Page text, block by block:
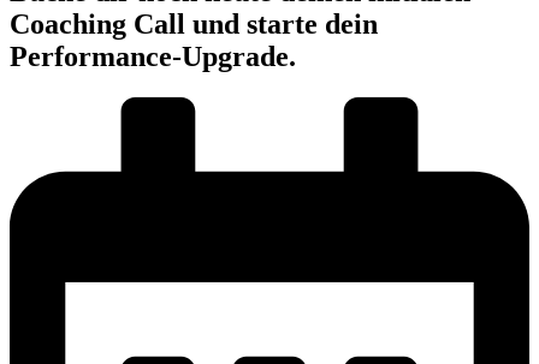
Coaching Call und starte dein
Performance-Upgrade.